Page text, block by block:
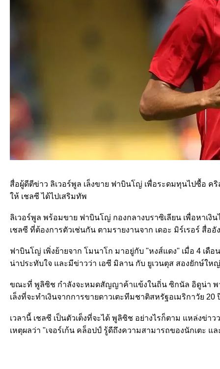
สื่อผู้ดีตีข่าว ลิเวอร์พูล เล็งขาย ฟาบินโญ่ เพื่อระดมทุนไปซื้อ ค
ให้ เชลซี ได้ไปเสริมทัพ
ลิเวอร์พูล พร้อมขาย ฟาบินโญ่ กองกลางบราซิเลียน เพื่อหาเ
เชลซี ที่ต้องการตัวเช่นกัน ตามรายงานจาก เดอะ มิร์เรอร์ สื่
ฟาบินโญ่ เพิ่งย้ายจาก โมนาโก มาอยู่กับ "หงส์แดง" เมื่อ 4 เ
น่าประทับใจ และมีข่าวว่า เอซี มิลาน กับ ยูเวนตุส สองยักษ์ให
ขณะที่ พูลิซิช กำลังจะหมดสัญญาค้าแข้งในถิ่น ซิกนัล อิดูน่า พ
เล็งที่จะทำเงินจากการขายดาวเตะทีมชาติสหรัฐอเมริกาวัย
เวลานี้ เชลซี เป็นตัวเต็งที่จะได้ พูลิซิช อย่างไรก็ตาม แหล่งข่
เหตุผลว่า "เจอร์เก้น คล็อปป์ รู้ดีถึงความสามารถของนักเตะ แ